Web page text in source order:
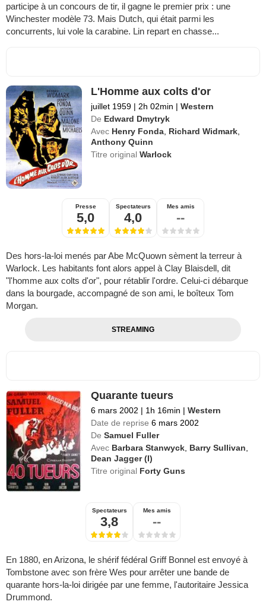
participe à un concours de tir, il gagne le premier prix : une
Winchester modèle 73. Mais Dutch, qui était parmi les
concurrents, lui vole la carabine. Lin repart en chasse...
L'Homme aux colts d'or
juillet 1959 | 2h 02min | Western
De Edward Dmytryk
Avec Henry Fonda Richard Widmark
Anthony Quinn
Titre originalWarlock
Presse
5,0
Spectateurs
4,0
Mes amis
--
Des hors-la-loi menés par Abe McQuown sèment la terreur à
Warlock. Les habitants font alors appel à Clay Blaisdell, dit
"l'homme aux colts d'or", pour rétablir l'ordre. Celui-ci débarque
dans la bourgade, accompagné de son ami, le boîteux Tom
Morgan.
STREAMING
Quarante tueurs
6 mars 2002 | 1h 16min | Western
Date de reprise 6 mars 2002
De Samuel Fuller
Avec Barbara Stanwyck Barry Sullivan
Dean Jagger (I)
Titre original Forty Guns
Spectateurs
3,8
Mes amis
--
En 1880, en Arizona, le shérif fédéral Griff Bonnel est envoyé à
Tombstone avec son frère Wes pour arrêter une bande de
quarante hors-la-loi dirigée par une femme, l'autoritaire Jessica
Drummond.